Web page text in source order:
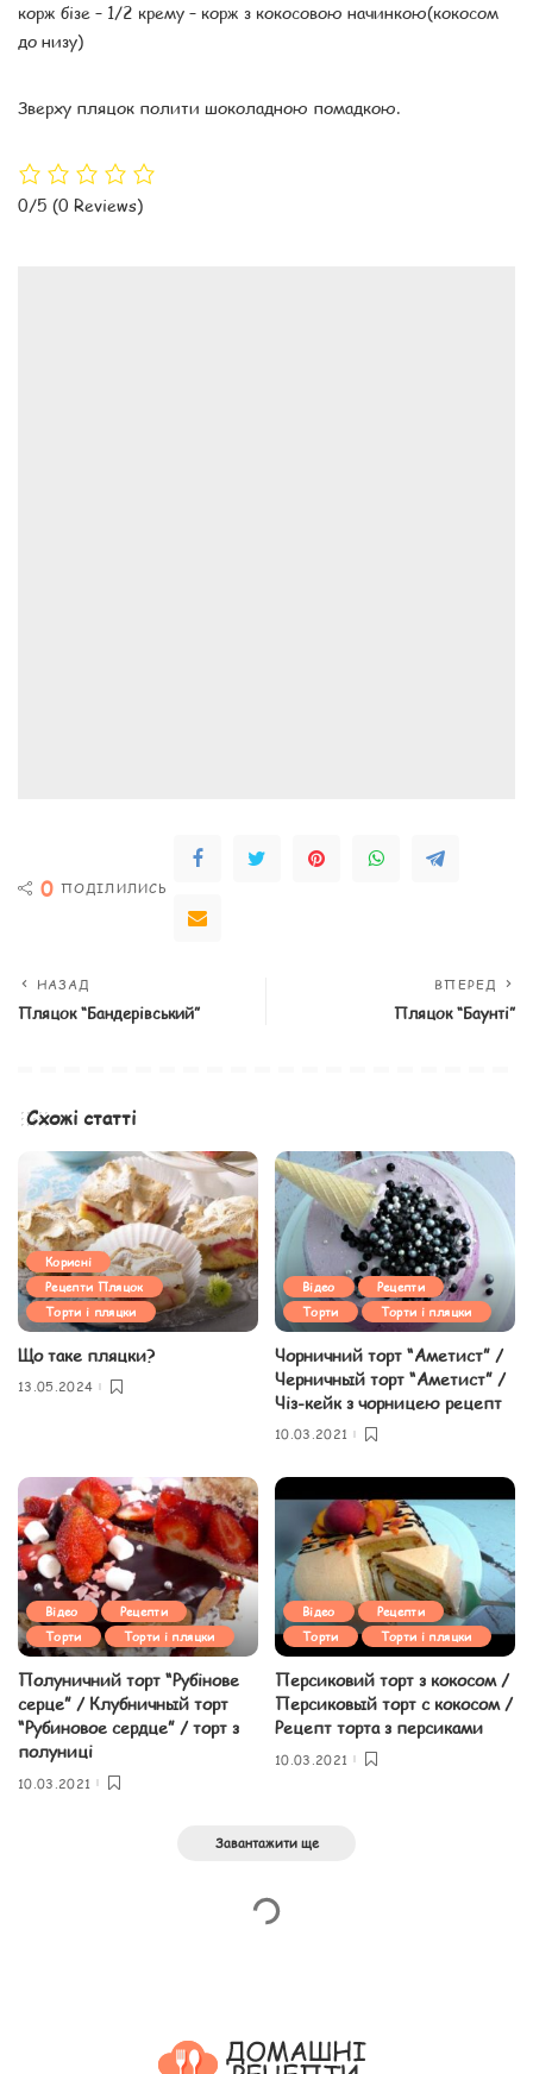
корж бізе – 1/2 крему – корж з кокосовою начинкою(кокосом
до низу)
Зверху пляцок полити шоколадною помадкою.
0/5 (0 Reviews)
0 ПОДІЛИЛИСЬ
НАЗАД
Пляцок “Бандерівський”
ВПЕРЕД
Пляцок “Баунті”
Схожі статті
Корисні
Рецепти Пляцок
Торти і пляцки
Що таке пляцки?
13.05.2024
Відео
Рецепти
Торти
Торти і пляцки
Чорничний торт “Аметист” /
Черничный торт “Аметист” /
Чіз-кейк з чорницею рецепт
10.03.2021
Відео
Рецепти
Торти
Торти і пляцки
Полуничний торт “Рубінове
серце” / Клубничный торт
“Рубиновое сердце” / торт з
полуниці
10.03.2021
Відео
Рецепти
Торти
Торти і пляцки
Персиковий торт з кокосом /
Персиковый торт с кокосом /
Рецепт торта з персиками
10.03.2021
Завантажити ще